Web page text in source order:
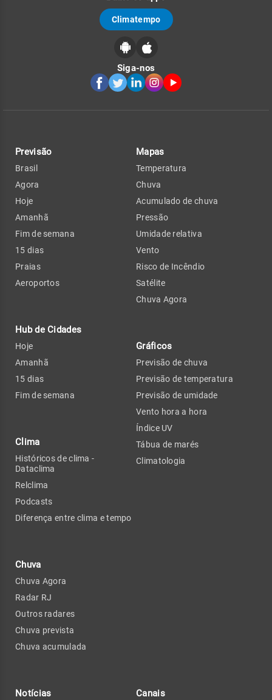
Climatempo
Siga-nos
Previsão
Brasil
Agora
Hoje
Amanhã
Fim de semana
15 dias
Praias
Aeroportos
Hub de Cidades
Hoje
Amanhã
15 dias
Fim de semana
Clima
Históricos de clima -
Dataclima
Relclima
Podcasts
Diferença entre clima e tempo
Chuva
Chuva Agora
Radar RJ
Outros radares
Chuva prevista
Chuva acumulada
Mapas
Temperatura
Chuva
Acumulado de chuva
Pressão
Umidade relativa
Vento
Risco de Incêndio
Satélite
Chuva Agora
Gráficos
Previsão de chuva
Previsão de temperatura
Previsão de umidade
Vento hora a hora
Índice UV
Tábua de marés
Climatologia
Notícias Canais